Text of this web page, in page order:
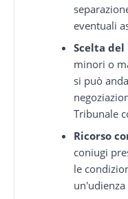
eventuali
Scelta del
minori o
si può
Tribunale
Ricorso
coniugi
le